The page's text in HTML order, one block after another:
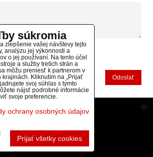
Odoslať
BiznisWeb.sk
súkromia
zlepšenie vašej návštevy tejto
analýzu jej výkonnosti a
o jej používaní. Na tento účel
a služby tretích strán a
môžu preniesť k partnerom v
krajinách. Kliknutím na „Prijať
svoj súhlas s týmto
nájsť podrobné informácie
svoje preferencie.
ochrany osobných údajov
Prijať všetky cookies